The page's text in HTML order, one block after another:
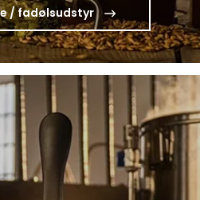
/ fadølsudstyr